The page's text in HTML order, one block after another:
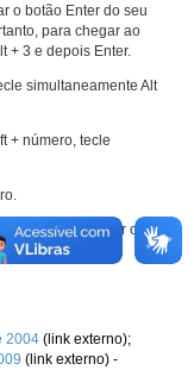
o botão Enter do seu
para chegar ao
+ 3 e depois Enter.
simultaneamente Alt
+ número, tecle
explicam melhor o
nos sites da
2004 (link externo);
(link externo) -